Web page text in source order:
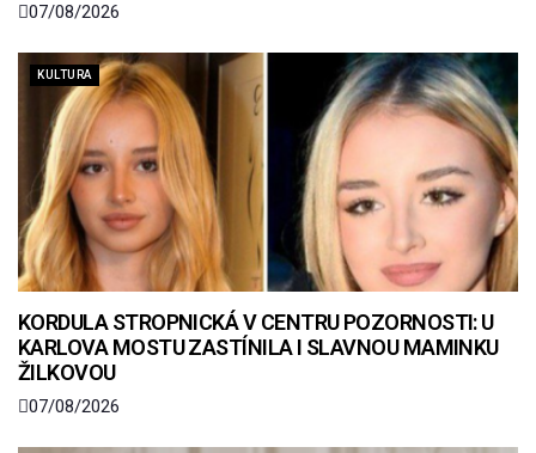
07/08/2026
KULTURA
KORDULA STROPNICKÁ V CENTRU POZORNOSTI: U
KARLOVA MOSTU ZASTÍNILA I SLAVNOU MAMINKU
ŽILKOVOU
07/08/2026